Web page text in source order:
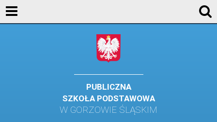
PUBLICZNA
SZKOŁA PODSTAWOWA
W GORZOWIE ŚLĄSKIM